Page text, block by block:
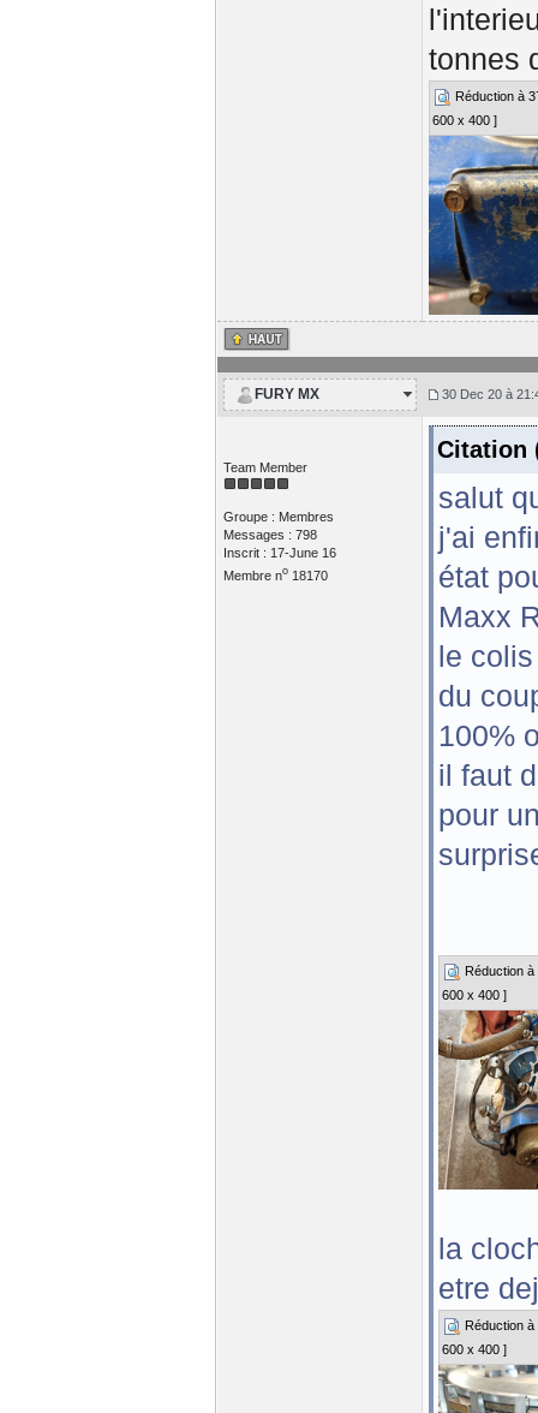
tonnes
Réduction à
600 x 400 ]
FURY MX 30 Dec 20 à
Team Member
Groupe : Membres
Messages : 798
Inscrit : 17-June 16
Membre no18170
Citation
salut
j'ai
état
Maxx
le
du
100%
il faut
pour
Réduction à
600 x 400 ]
la
etre
Réduction
600 x 400 ]